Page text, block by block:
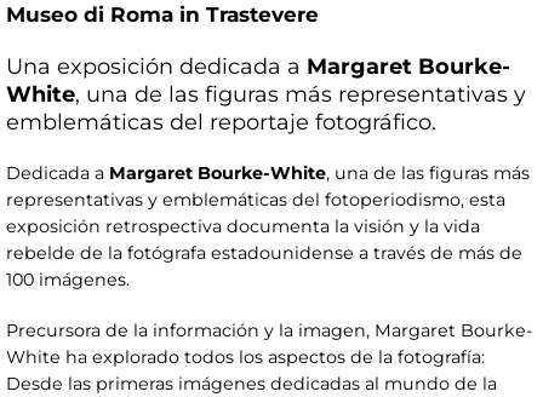
Museo di Roma in Trastevere
Una exposición dedicada a Margaret Bourke-
White, una de las figuras más representativas y
emblemáticas del reportaje fotográfico.
Dedicada a Margaret Bourke-White, una de las figuras más
representativas y emblemáticas del fotoperiodismo, esta
exposición retrospectiva documenta la visión y la vida
rebelde de la fotógrafa estadounidense a través de más de
100 imágenes.
Precursora de la información y la imagen, Margaret Bourke-
White ha explorado todos los aspectos de la fotografía:
Desde las primeras imágenes dedicadas al mundo de la